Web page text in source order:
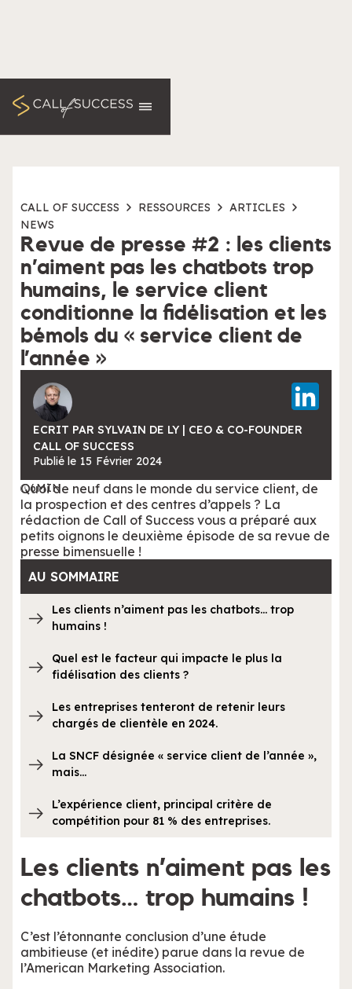
CALL OF SUCCESS RESSOURCES
ARTICLES
NEWS
Revue de presse #2 : les clients
n’aiment pas les chatbots trop
humains, le service client
conditionne la fidélisation et les
bémols du « service client de
l’année »
ECRIT PAR SYLVAIN DE LY | CEO & CO-FOUNDER
CALL OF SUCCESS
Publié le 15 Février 2024
6MIN
Quoi de neuf dans le monde du service client, de
la prospection et des centres d’appels ? La
rédaction de Call of Success vous a préparé aux
petits oignons le deuxième épisode de sa revue de
presse bimensuelle !
AU SOMMAIRE
Les clients n’aiment pas les chatbots… trop
humains !
Quel est le facteur qui impacte le plus la
fidélisation des clients ?
Les entreprises tenteront de retenir leurs
chargés de clientèle en 2024.
La SNCF désignée « service client de l’année »,
mais…
L’expérience client, principal critère de
compétition pour 81 % des entreprises.
Les clients n’aiment pas les
chatbots… trop humains !
C’est l’étonnante conclusion d’une étude
ambitieuse (et inédite) parue dans la revue de
l’American Marketing Association.